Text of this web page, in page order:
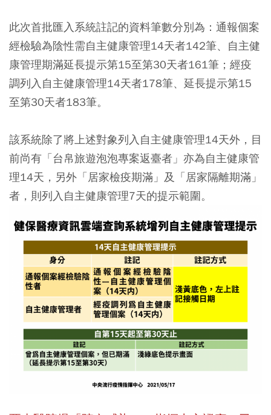
此次首批匯入系統註記的資料筆數分別為：通報個案
經檢驗為陰性需自主健康管理14天者142筆、自主健
康管理期滿延長提示第15至第30天者161筆；經疫
調列入自主健康管理14天者178筆、延長提示第15
至第30天者183筆。
該系統除了將上述對象列入自主健康管理14天外，目
前尚有「台帛旅遊泡泡專案返臺者」亦為自主健康管
理14天，另外「居家檢疫期滿」及「居家隔離期滿」
者，則列入自主健康管理7天的提示範圍。